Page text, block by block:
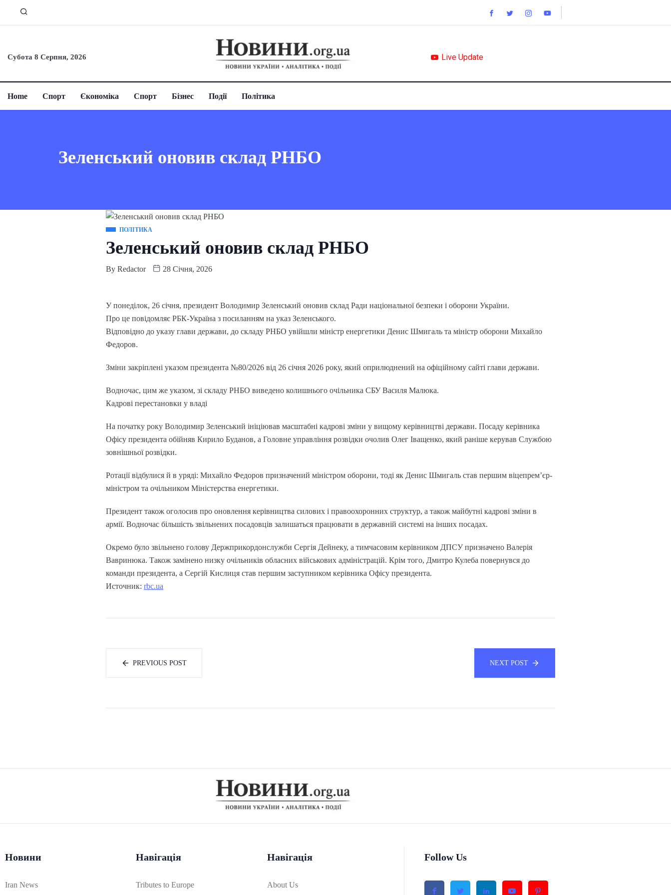
Субота 8 Серпня, 2026 Live Update
Home Спорт Єкономіка Спорт Бізнес Події Політика
Зеленський оновив склад РНБО
ПОЛІТИКА
Зеленський оновив склад РНБО
By Redactor 28 Січня, 2026
У понеділок, 26 січня, президент Володимир Зеленський оновив склад Ради національної безпеки і оборони України.
Про це повідомляє РБК-Україна з посиланням на указ Зеленського.
Відповідно до указу глави держави, до складу РНБО увійшли міністр енергетики Денис Шмигаль та міністр оборони Михайло
Федоров.
Зміни закріплені указом президента №80/2026 від 26 січня 2026 року, який оприлюднений на офіційному сайті глави держави.
Водночас, цим же указом, зі складу РНБО виведено колишнього очільника СБУ Василя Малюка.
Кадрові перестановки у владі
На початку року Володимир Зеленський ініціював масштабні кадрові зміни у вищому керівництві держави. Посаду керівника
Офісу президента обійняв Кирило Буданов, а Головне управління розвідки очолив Олег Іващенко, який раніше керував Службою
зовнішньої розвідки.
Ротації відбулися й в уряді: Михайло Федоров призначений міністром оборони, тоді як Денис Шмигаль став першим віцепрем’єр-
міністром та очільником Міністерства енергетики.
Президент також оголосив про оновлення керівництва силових і правоохоронних структур, а також майбутні кадрові зміни в
армії. Водночас більшість звільнених посадовців залишаться працювати в державній системі на інших посадах.
Окремо було звільнено голову Держприкордонслужби Сергія Дейнеку, а тимчасовим керівником ДПСУ призначено Валерія
Вавринюка. Також замінено низку очільників обласних військових адміністрацій. Крім того, Дмитро Кулеба повернувся до
команди президента, а Сергій Кислиця став першим заступником керівника Офісу президента.
Источник: rbc.ua
PREVIOUS POST NEXT POST
Новини
Iran News
Навігація
Tributes to Europe
Навігація
About Us
Follow Us